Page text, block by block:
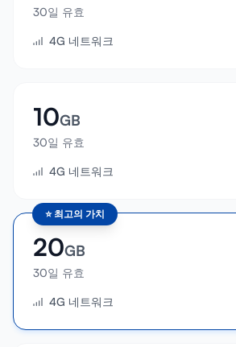
30일 유효
4G 네트워크
10GB
30일 유효
4G 네트워크
⭐ 최고의 가치
20GB
30일 유효
4G 네트워크